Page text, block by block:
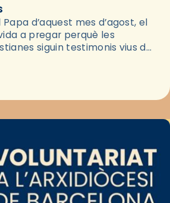
d’aquest mes d’agost, el
a pregar perquè les
siguin testimonis vius de